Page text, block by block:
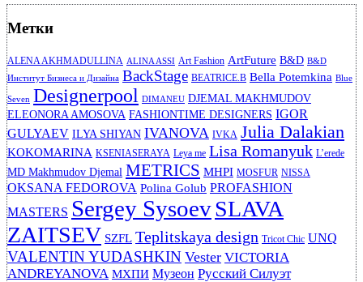
Метки
ALENA AKHMADULLINA ALINA ASSI Art Fashion ArtFuture B&D B&D
Институт Бизнеса и Дизайна BackStage BEATRICE.B Bella Potemkina Blue
Seven Designerpool DIMANEU DJEMAL MAKHMUDOV
ELEONORA AMOSOVA FASHIONTIME DESIGNERS IGOR
GULYAEV ILYA SHIYAN IVANOVA IVKA Julia Dalakian
KOKOMARINA KSENIASERAYA Leya me Lisa Romanyuk L’erede
MD Makhmudov Djemal METRICS MHPI MOSFUR NISSA
OKSANA FEDOROVA Polina Golub PROFASHION
MASTERS Sergey SysoevSLAVA
ZAITSEV SZFL Teplitskaya design Tricot Chic UNQ
VALENTIN YUDASHKIN Vester VICTORIA
ANDREYANOVA МХПИ Музеон Русский Силуэт